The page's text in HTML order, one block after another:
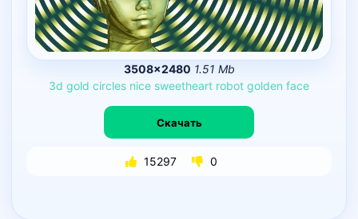
3508×2480 1.51 Mb
3d gold circles nice sweetheart robot golden face
Скачать
15297 0